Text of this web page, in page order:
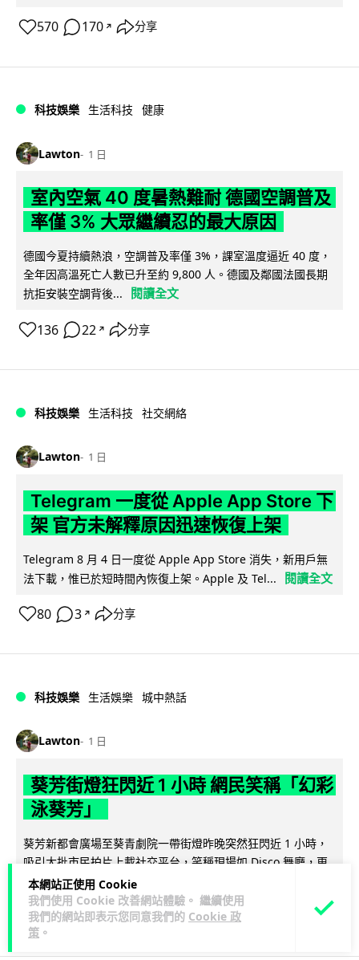
本網站正使用 Cookie
我們使用 Cookie 改善網站體驗。 繼續使用
我們的網站即表示您同意我們的 Cookie 政
策 。
570 170 ↗ 分享
科技娛樂 生活科技 健康
Lawton 1 日
室內空氣 40 度暑熱難耐 德國空調普及
率僅 3% 大眾繼續忍的最大原因
德國今夏持續熱浪，空調普及率僅 3%，課室溫度逼近 40 度，
全年因高溫死亡人數已升至約 9,800 人。德國及鄰國法國長期
抗拒安裝空調背後...
閱讀全文
136 22 ↗ 分享
科技娛樂 生活科技 社交網絡
Lawton 1 日
Telegram 一度從 Apple App Store 下
架 官方未解釋原因迅速恢復上架
Telegram 8 月 4 日一度從 Apple App Store 消失，新用戶無
法下載，惟已於短時間內恢復上架。Apple 及 Tel...
閱讀全文
80 3 ↗ 分享
科技娛樂 生活娛樂 城中熱話
Lawton 1 日
葵芳街燈狂閃近 1 小時 網民笑稱「幻彩
泳葵芳」
葵芳新都會廣場至葵青劇院一帶街燈昨晚突然狂閃近 1 小時，
吸引大批市民拍片上載社交平台，笑稱現場如 Disco 舞廳，更
有網民戲稱「幻彩耀葵...
633 89 ↗ 分享